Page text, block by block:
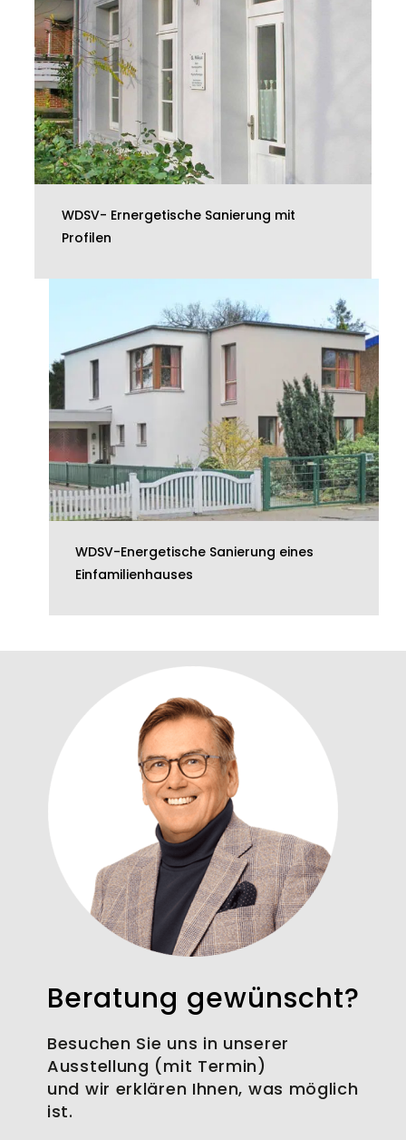
WDSV- Ernergetische Sanierung mit
Profilen
WDSV-Energetische Sanierung eines
Einfamilienhauses
Beratung gewünscht?
Besuchen Sie uns in unserer
Ausstellung (mit Termin)
und wir erklären Ihnen, was möglich
ist.